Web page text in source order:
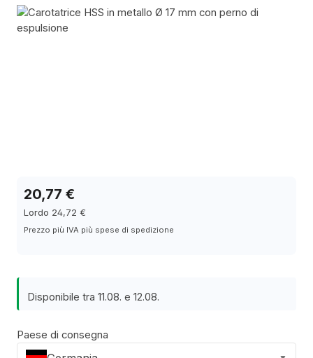
Salta la galleria di immagini
20,77 €
Lordo 24,72 €
Prezzo più IVA più spese di spedizione
Disponibile tra 11.08. e 12.08.
Paese di consegna